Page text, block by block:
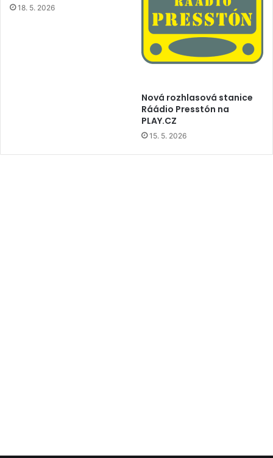
18. 5. 2026
Nová rozhlasová stanice
Ráádio Presstón na
PLAY.CZ
15. 5. 2026